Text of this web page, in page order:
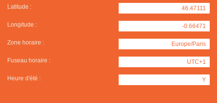
Latitude : 46.47111
Longitude : -0.66471
Zone horaire : Europe/Paris
Fuseau horaire : UTC+1
Heure d'été : Y